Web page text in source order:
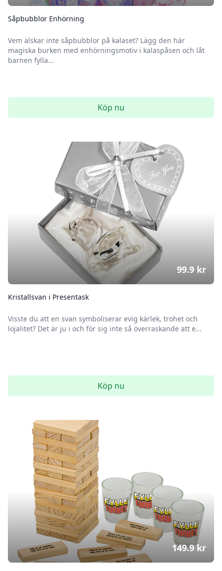
Såpbubblor Enhörning
Vem älskar inte såpbubblor på kalaset? Lägg den här
magiska burken med enhörningsmotiv i kalaspåsen och låt
barnen fylla...
Köp nu
Kristallsvan i Presentask
Visste du att en svan symboliserar evig kärlek, trohet och
lojalitet? Det är ju i och för sig inte så överraskande att e...
99.9 kr
Köp nu
149.9kr